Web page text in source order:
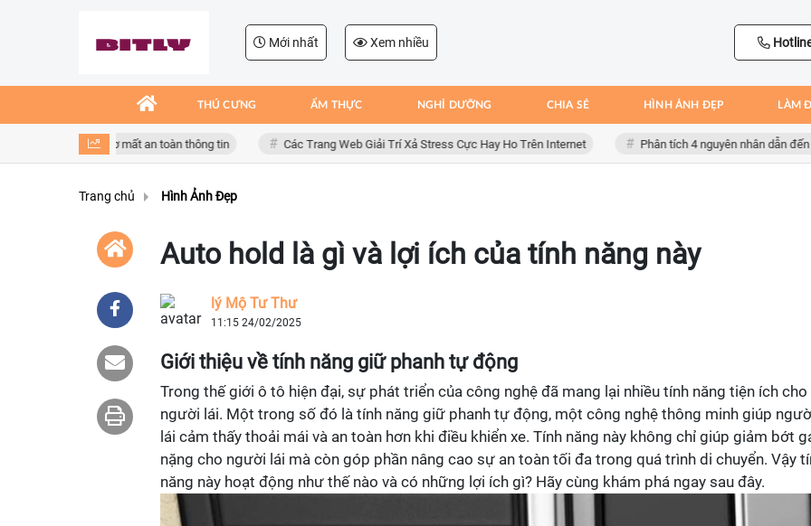
Mới nhất Xem nhiều
THÚ CƯNG ẨM THỰC NGHỈ DƯỠNG CHIA SẺ HÌNH ẢNH ĐẸP LÀM
mạo, nguy cơ mất an toàn thông tin Các Trang Web Giải Trí Xả Stress Cực Hay Ho Trên Internet Phân tích 4 nguyên nhân dẫn đến thất
Trang chủ Hình Ảnh Đẹp
Auto hold là gì và lợi ích của tính năng này
lý Mộ Tư Thư
11:15 24/02/2025
Giới thiệu về tính năng giữ phanh tự động
Trong thế giới ô tô hiện đại, sự phát triển của công nghệ đã mang lại nhiều tính năng tiện ích cho
người lái. Một trong số đó là tính năng giữ phanh tự động, một công nghệ thông minh giúp
lái cảm thấy thoải mái và an toàn hơn khi điều khiển xe. Tính năng này không chỉ giúp giảm bớt
nặng cho người lái mà còn góp phần nâng cao sự an toàn tối đa trong quá trình di chuyển. Vậy
năng này hoạt động như thế nào và có những lợi ích gì? Hãy cùng khám phá ngay sau đây.